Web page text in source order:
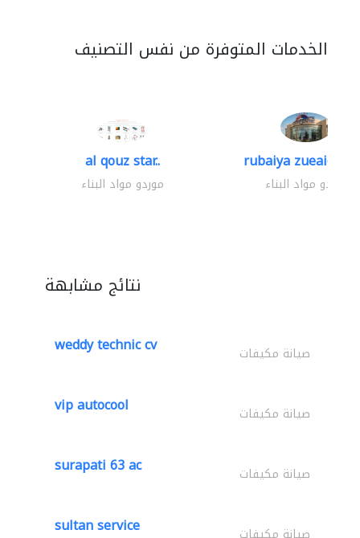
الخدمات المتوفرة من نفس التصنيف
al qouz star..
موردو مواد البناء
rubaiya zueaid
موردو مواد البناء
نتائج مشابهة
weddy technic cv صيانة مكيفات
vip autocool صيانة مكيفات
surapati 63 ac صيانة مكيفات
sultan service